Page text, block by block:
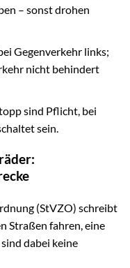
– sonst drohen
Gegenverkehr links;
nicht behindert
sind Pflicht, bei
sein.
(StVZO) schreibt
Straßen fahren, eine
dabei keine